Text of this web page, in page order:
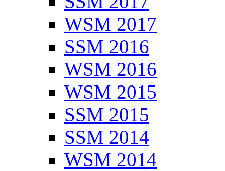
WSM 2017
SSM 2016
WSM 2016
WSM 2015
SSM 2015
SSM 2014
WSM 2014